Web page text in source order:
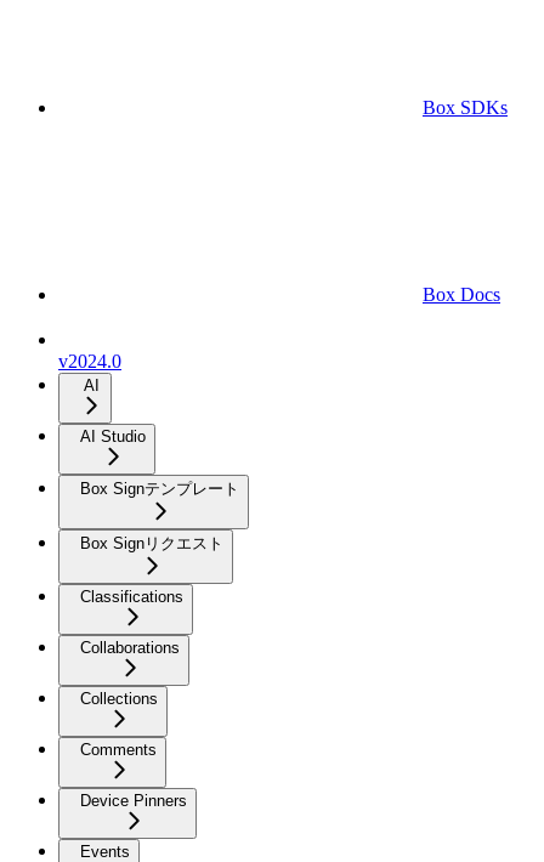
Box SDKs
Box Docs
v2024.0
AI
AI Studio
Box Signテンプレート
Box Signリクエスト
Classifications
Collaborations
Collections
Comments
Device Pinners
Events